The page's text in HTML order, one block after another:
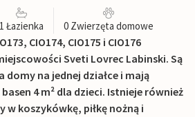
1 Łazienka 0 Zwierzęta domowe
CIO174, CIO175 i CIO176
Sveti Lovrec Labinski. Są
domy na jednej działce i mają
4 m² dla dzieci. Istnieje również
w koszykówkę, piłkę nożną i